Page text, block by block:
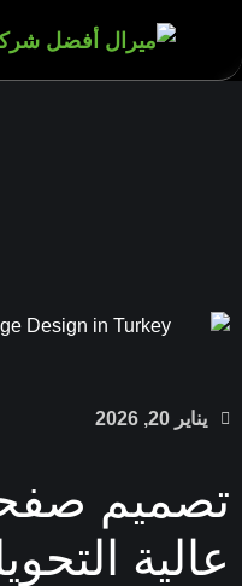
يناير 20, 2026